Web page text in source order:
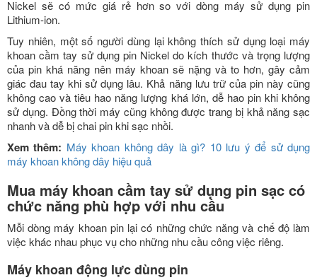
Nickel sẽ có mức giá rẻ hơn so với dòng máy sử dụng pin
Lithium-ion.
Tuy nhiên, một số người dùng lại không thích sử dụng loại máy
khoan cầm tay sử dụng pin Nickel do kích thước và trọng lượng
của pin khá năng nên máy khoan sẽ nặng và to hơn, gây cảm
giác đau tay khi sử dụng lâu. Khả năng lưu trữ của pin này cũng
không cao và tiêu hao năng lượng khá lớn, dễ hao pin khi không
sử dụng. Đồng thời máy cũng không được trang bị khả năng sạc
nhanh và dễ bị chai pin khi sạc nhồi.
Xem thêm: Máy khoan không dây là gì? 10 lưu ý để sử dụng
máy khoan không dây hiệu quả
Mua máy khoan cầm tay sử dụng pin sạc có
chức năng phù hợp với nhu cầu
Mỗi dòng máy khoan pin lại có những chức năng và chế độ làm
việc khác nhau phục vụ cho những nhu cầu công việc riêng.
Máy khoan động lực dùng pin